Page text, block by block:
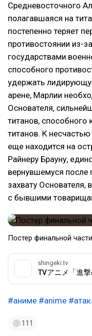
Средневосточного
полагавшаяся на
постепенно теряет
противостоянии из-
государствами
способного
удержать
арене, Марлии
Основателя,
титанов, способного
титанов. К
еще находится на
Райнеру Брауну,
вернувшемуся после
захвату Основателя,
с бывшими
Постер финальной части
shingeki.tv
TVアニメ「進
#аниме #anime
111